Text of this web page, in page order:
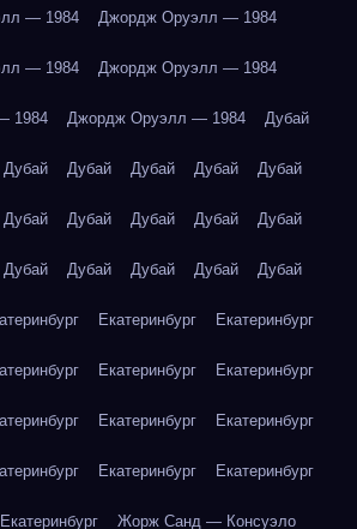
— 1984 Джордж Оруэлл — 1984
— 1984 Джордж Оруэлл — 1984
1984 Джордж Оруэлл — 1984 Дубай
Дубай Дубай Дубай Дубай Дубай
Дубай Дубай Дубай Дубай Дубай
Дубай Дубай Дубай Дубай Дубай
Екатеринбург Екатеринбург
Екатеринбург Екатеринбург
Екатеринбург Екатеринбург
Екатеринбург Екатеринбург
Екатеринбург Жорж Санд — Консуэло